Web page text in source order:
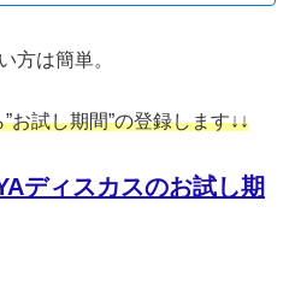
方は簡単。
お試し期間”の登録します↓↓
ディスカスのお試し期